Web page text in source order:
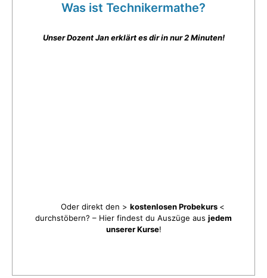
Was ist Technikermathe?
Unser Dozent Jan erklärt es dir in nur 2 Minuten!
Oder direkt den > kostenlosen Probekurs <
durchstöbern? – Hier findest du Auszüge aus jedem
unserer Kurse!